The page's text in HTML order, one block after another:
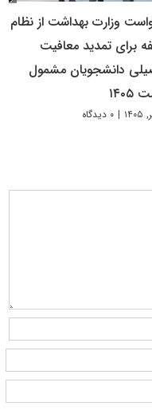
وزارت بهداشت از نظام
برای تمدید معافیت
دانشجویان مشمول
| ۰ دیدگاه